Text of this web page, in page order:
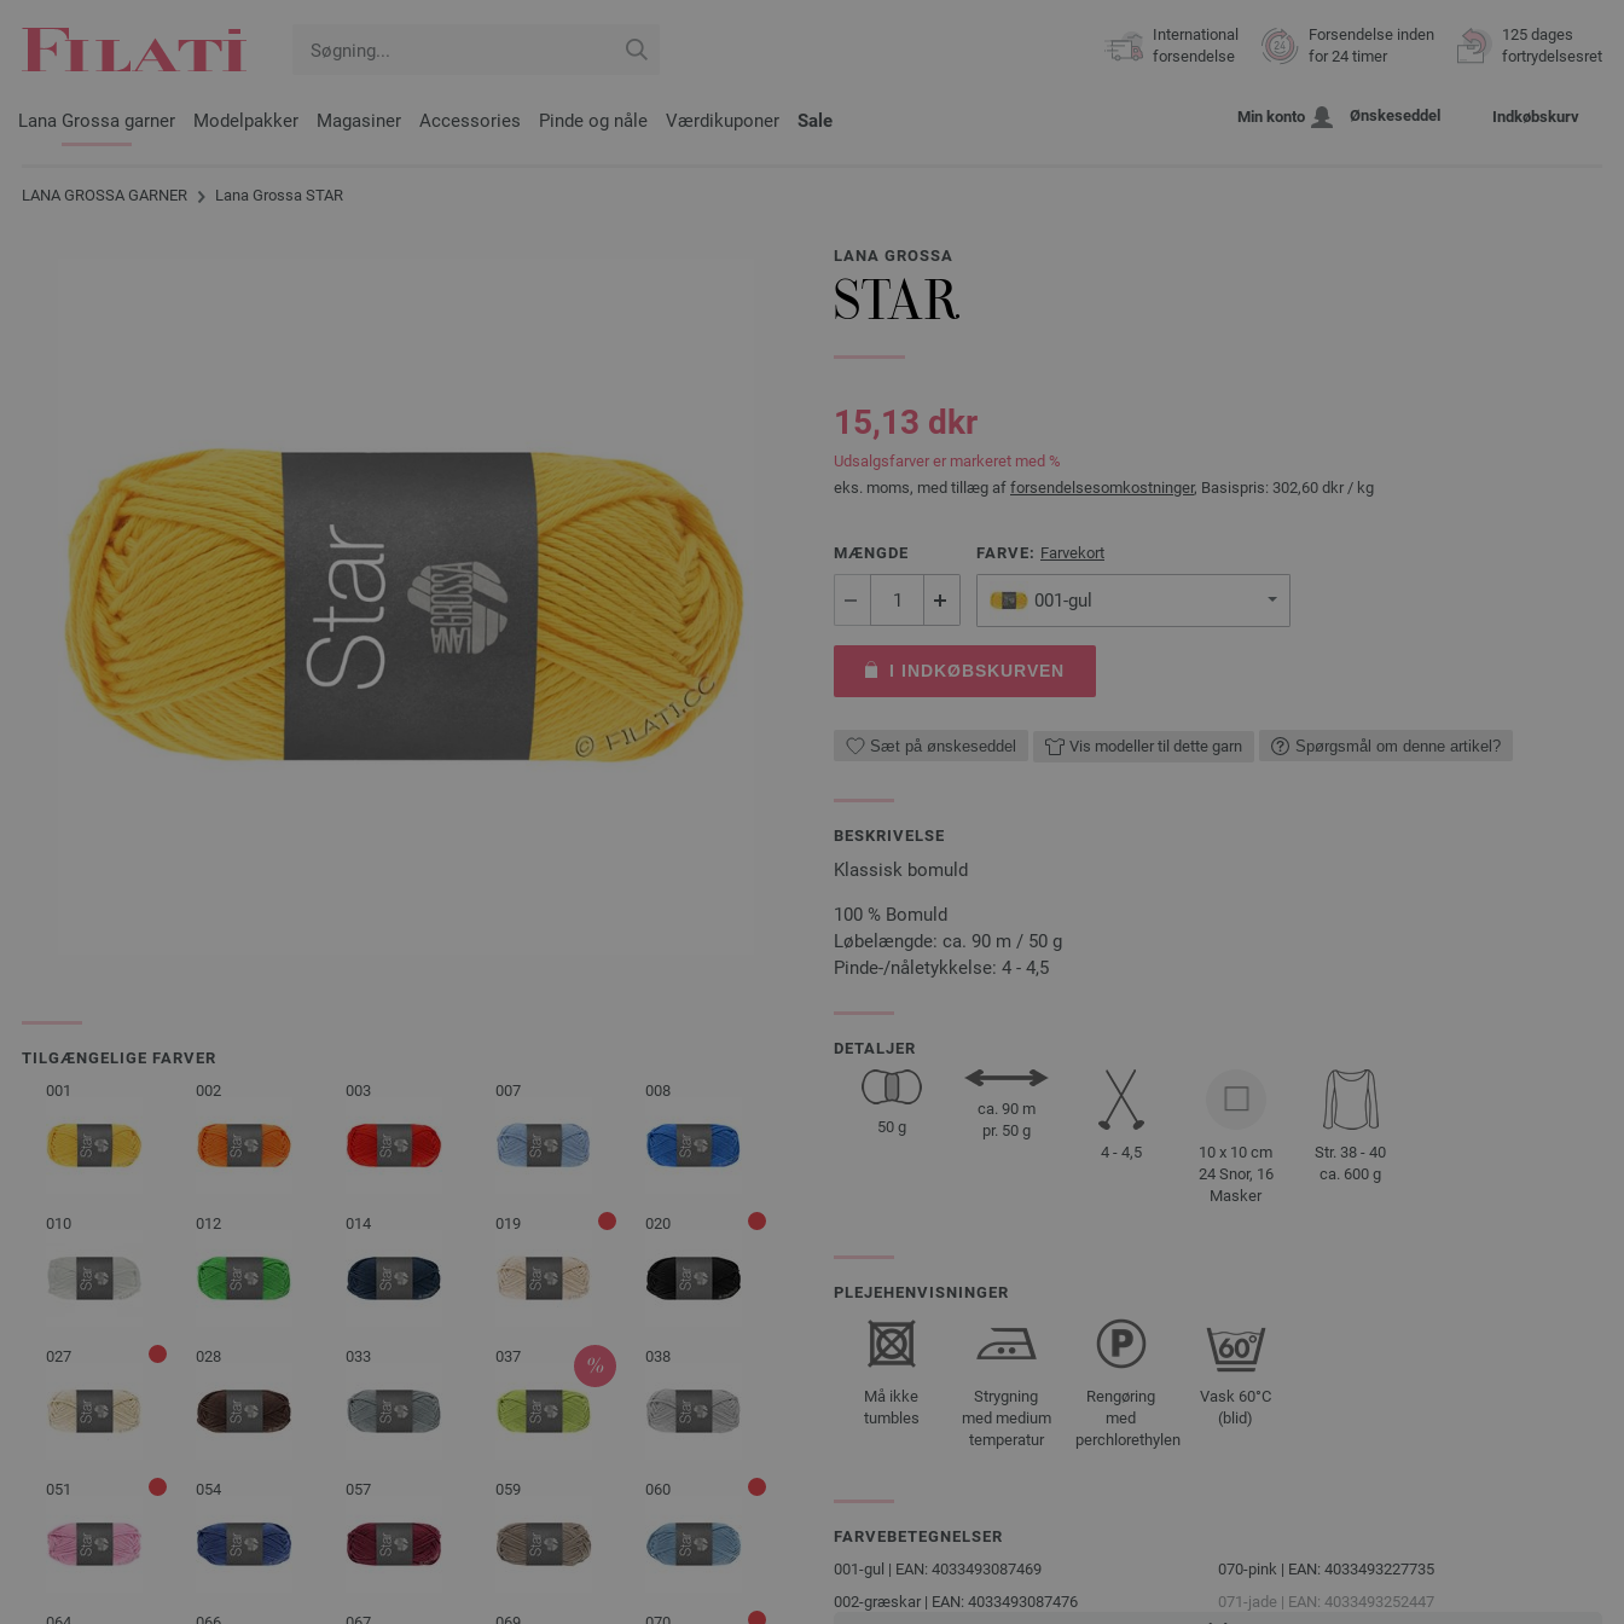
International
forsendelse
Forsendelse inden
for 24 timer
125 dages
fortrydelsesret
Lana Grossa garner Modelpakker Magasiner Accessories Pinde og nåle Værdikuponer Sale Min konto Ønskeseddel Indkøbskurv
LANA GROSSA GARNER Lana Grossa STAR
TILGÆNGELIGE FARVER
001
002 003 007 008
010 012 014 019 020
027 028 033 037 038
051 054 057 059 060
LANA GROSSA
STAR
15,13 dkr
Udsalgsfarver er markeret med %
eks. moms, med tillæg af forsendelsesomkostninger, Basispris: 302,60 dkr / kg
MÆNGDE FARVE: Farvekort
001-gul
I INDKØBSKURVEN
Sæt på ønskeseddel Vis modeller til dette garn Spørgsmål om denne artikel?
BESKRIVELSE
Klassisk bomuld
100 % Bomuld
Løbelængde: ca. 90 m / 50 g
Pinde-/nåletykkelse: 4 - 4,5
DETALJER
50 g
ca. 90 m
pr. 50 g
4 - 4,5
10 x 10 cm
24 Snor, 16
Masker
Str. 38 - 40
ca. 600 g
PLEJEHENVISNINGER
Må ikke
tumbles
Strygning
med medium
temperatur
Rengøring
med
perchlorethylen
Vask 60°C
(blid)
FARVEBETEGNELSER
001-gul | EAN: 4033493087469
002-græskar | EAN: 4033493087476
070-pink | EAN: 4033493227735
071-jade | EAN: 4033493252447